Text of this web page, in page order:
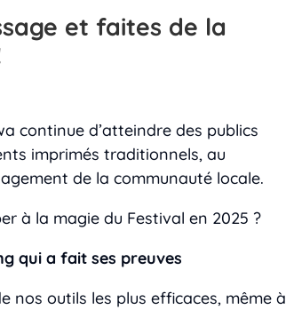
et faites de la
continue d’atteindre des publics
imprimés traditionnels, au
de la communauté locale.
à la magie du Festival en 2025 ?
qui a fait ses preuves
nos outils les plus efficaces, même à